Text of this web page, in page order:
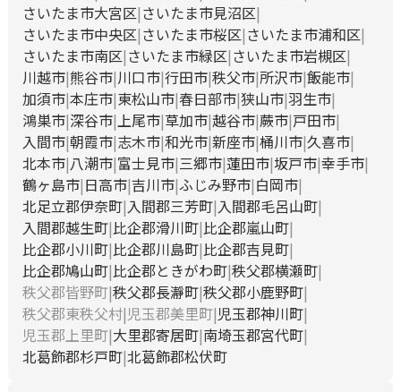
さいたま市大宮区 さいたま市見沼区
さいたま市中央区 さいたま市桜区 さいたま市浦和区
さいたま市南区 さいたま市緑区 さいたま市岩槻区
川越市 熊谷市 川口市 行田市 秩父市 所沢市 飯能市
加須市 本庄市 東松山市 春日部市 狭山市 羽生市
鴻巣市 深谷市 上尾市 草加市 越谷市 蕨市 戸田市
入間市 朝霞市 志木市 和光市 新座市 桶川市 久喜市
北本市 八潮市 富士見市 三郷市 蓮田市 坂戸市 幸手市
鶴ヶ島市 日高市 吉川市 ふじみ野市 白岡市
北足立郡伊奈町 入間郡三芳町 入間郡毛呂山町
入間郡越生町 比企郡滑川町 比企郡嵐山町
比企郡小川町 比企郡川島町 比企郡吉見町
比企郡鳩山町 比企郡ときがわ町 秩父郡横瀬町
秩父郡皆野町 秩父郡長瀞町 秩父郡小鹿野町
秩父郡東秩父村 児玉郡美里町 児玉郡神川町
児玉郡上里町 大里郡寄居町 南埼玉郡宮代町
北葛飾郡杉戸町 北葛飾郡松伏町